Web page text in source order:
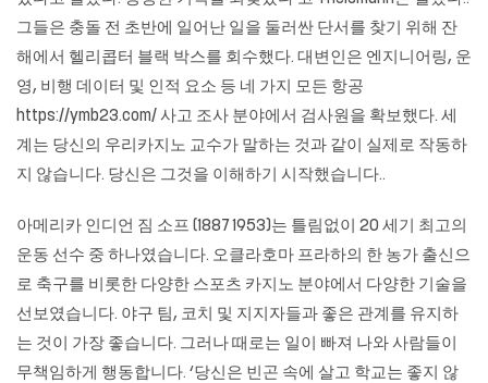
그들은 충돌 전 초반에 일어난 일을 둘러싼 단서를 찾기 위해 잔
해에서 헬리콥터 블랙 박스를 회수했다. 대변인은 엔지니어링, 운
영, 비행 데이터 및 인적 요소 등 네 가지 모든 항공
https://ymb23.com/ 사고 조사 분야에서 검사원을 확보했다. 세
계는 당신의 우리카지노 교수가 말하는 것과 같이 실제로 작동하
지 않습니다. 당신은 그것을 이해하기 시작했습니다..
아메리카 인디언 짐 소프 (1887 1953)는 틀림없이 20 세기 최고의
운동 선수 중 하나였습니다. 오클라호마 프라하의 한 농가 출신으
로 축구를 비롯한 다양한 스포츠 카지노 분야에서 다양한 기술을
선보였습니다. 야구 팀, 코치 및 지지자들과 좋은 관계를 유지하
는 것이 가장 좋습니다. 그러나 때로는 일이 빠져 나와 사람들이
무책임하게 행동합니다. ‘당신은 빈곤 속에 살고 학교는 좋지 않